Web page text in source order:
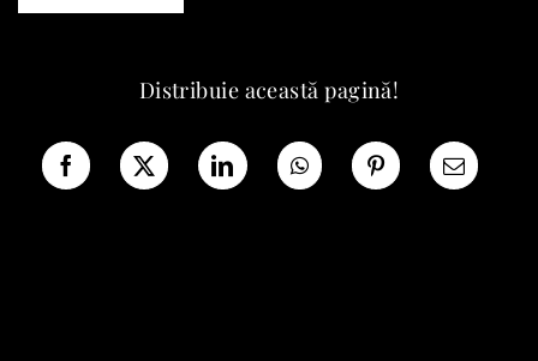
Distribuie această pagină!